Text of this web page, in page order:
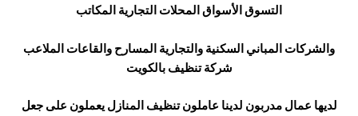
التسوق الأسواق المحلات التجارية المكاتب
والشركات المباني السكنية والتجارية المسارح والقاعات الملاعب
شركة تنظيف بالكويت
لديها عمال مدربون لدينا عاملون تنظيف المنازل يعملون على جعل